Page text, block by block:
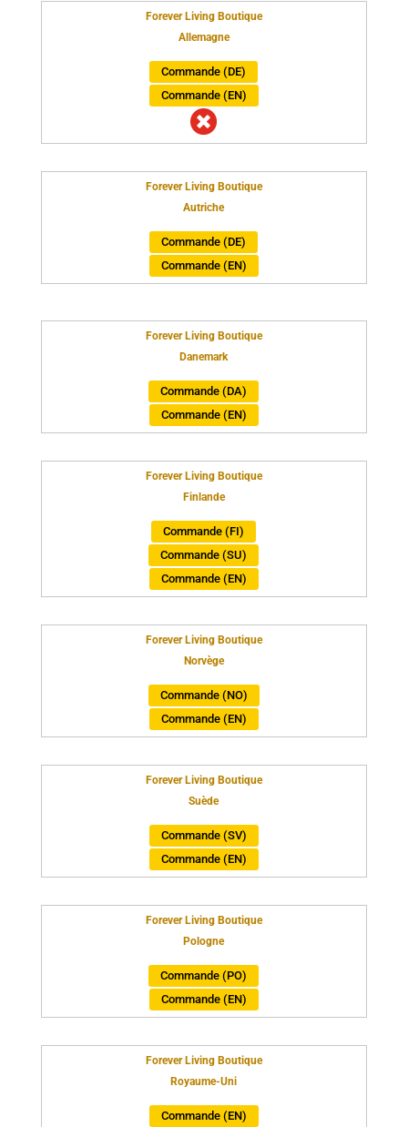
Forever Living Boutique
Allemagne
Commande (DE)
Commande (EN)

Forever Living Boutique
Autriche
Commande (DE)
Commande (EN)
Forever Living Boutique
Danemark
Commande (DA)
Commande (EN)
Forever Living Boutique
Finlande
Commande (FI)
Commande (SU)
Commande (EN)
Forever Living Boutique
Norvège
Commande (NO)
Commande (EN)
Forever Living Boutique
Suède
Commande (SV)
Commande (EN)
Forever Living Boutique
Pologne
Commande (PO)
Commande (EN)
Forever Living Boutique
Royaume-Uni
Commande (EN)